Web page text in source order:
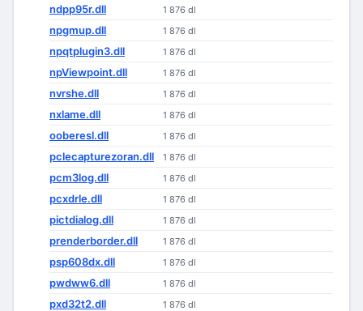
ndpp95r.dll 1 876 dl
npgmup.dll 1 876 dl
npqtplugin3.dll 1 876 dl
npViewpoint.dll 1 876 dl
nvrshe.dll 1 876 dl
nxlame.dll 1 876 dl
ooberesl.dll 1 876 dl
pclecapturezoran.dll 1 876 dl
pcm3log.dll 1 876 dl
pcxdrle.dll 1 876 dl
pictdialog.dll 1 876 dl
prenderborder.dll 1 876 dl
psp608dx.dll 1 876 dl
pwdww6.dll 1 876 dl
pxd32t2.dll 1 876 dl